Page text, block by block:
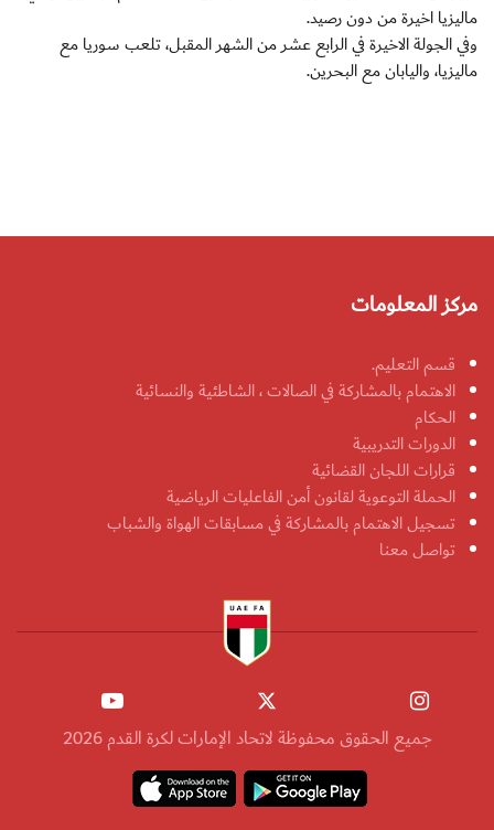
ماليزيا اخيرة من دون رصيد.
وفي الجولة الاخيرة في الرابع عشر من الشهر المقبل، تلعب سوريا مع
ماليزيا، واليابان مع البحرين.
مركز المعلومات
قسم التعليم.
الاهتمام بالمشاركة في الصالات ، الشاطئية والنسائية
الحكام
الدورات التدريبية
قرارات اللجان القضائية
الحملة التوعوية لقانون أمن الفاعليات الرياضية
تسجيل الاهتمام بالمشاركة في مسابقات الهواة والشباب
تواصل معنا
جميع الحقوق محفوظة لاتحاد الإمارات لكرة القدم 2026